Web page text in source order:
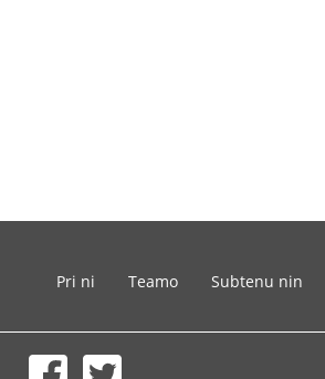
Pri ni Teamo Subtenu nin